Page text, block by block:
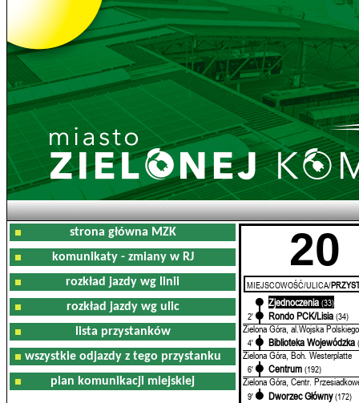
strona główna MZK
komunikaty - zmiany w RJ
rozkład jazdy wg linii
rozkład jazdy wg ulic
lista przystanków
wszystkie odjazdy z tego przystanku
plan komunikacji miejskiej
20
MIEJSCOWOŚĆ/ULICA/
Zjednoczenia (33)
2'
Rondo PCK/Lisia (34)
Zielona Góra, al.Wojska Polskiego
4' Biblioteka Wojewódzka
Zielona Góra, Boh. Westerplatte
6' Centrum (192)
Zielona Góra, Centr.
9' Dworzec Główny (172)